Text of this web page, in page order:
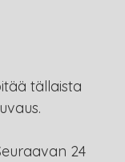
tällaista
24